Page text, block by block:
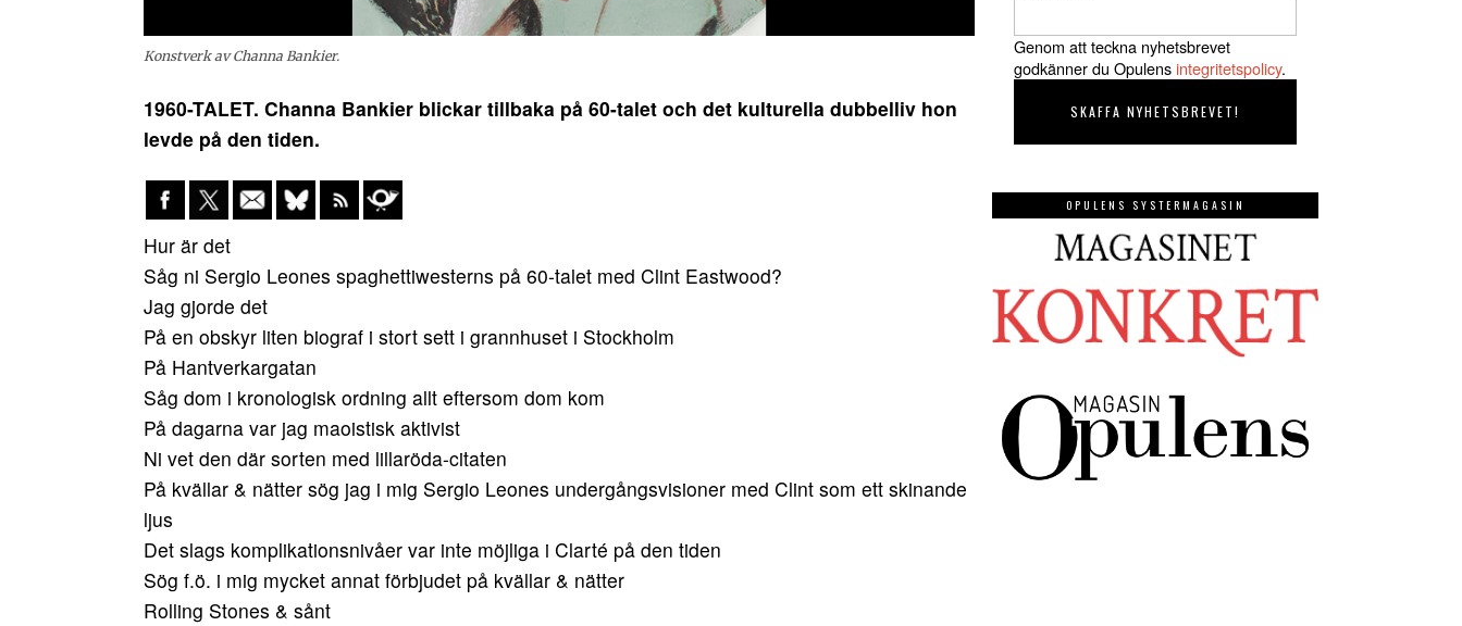
Konstverk av Channa Bankier.
1960-TALET. Channa Bankier blickar tillbaka på 60-talet och det kulturella dubbelliv hon
levde på den tiden.
Hur är det
Såg ni Sergio Leones spaghettiwesterns på 60-talet med Clint Eastwood?
Jag gjorde det
På en obskyr liten biograf i stort sett i grannhuset i Stockholm
På Hantverkargatan
Såg dom i kronologisk ordning allt eftersom dom kom
På dagarna var jag maoistisk aktivist
Ni vet den där sorten med lillaröda-citaten
På kvällar & nätter sög jag i mig Sergio Leones undergångsvisioner med Clint som ett skinande
ljus
Det slags komplikationsnivåer var inte möjliga i Clarté på den tiden
Sög f.ö. i mig mycket annat förbjudet på kvällar & nätter
Rolling Stones & sånt
Genom att teckna nyhetsbrevet
godkänner du Opulensintegritetspolicy.
OPULENS SYSTERMAGASIN